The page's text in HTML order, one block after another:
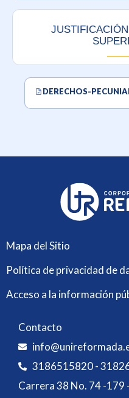
DERECHOS-
Mapa del Sitio
Política de privacidad de
Acceso a la información
Contacto
3186515820 -
Carrera 38 No. 74 -179